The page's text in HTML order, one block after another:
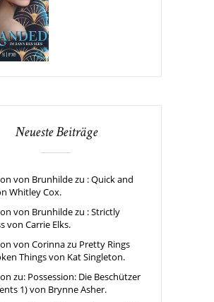
Neueste Beiträge
von Brunhilde zu : Quick and
Whitley Cox.
von Brunhilde zu : Strictly
von Carrie Elks.
von Corinna zu Pretty Rings
Things von Kat Singleton.
zu: Possession: Die Beschützer
1) von Brynne Asher.